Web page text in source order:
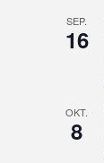
SEP.
16
OKT.
8